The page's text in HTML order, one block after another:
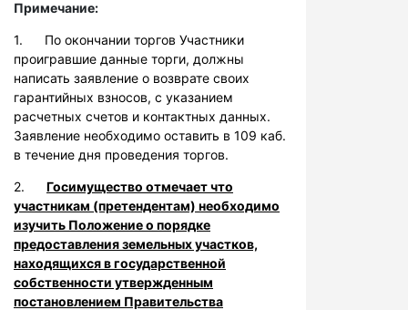
Примечание:
1. По окончании торгов Участники
проигравшие данные торги, должны
написать заявление о возврате своих
гарантийных взносов, с указанием
расчетных счетов и контактных данных.
Заявление необходимо оставить в 109 каб.
в течение дня проведения торгов.
2. Госимущество отмечает что
участникам (претендентам) необходимо
изучить Положение о порядке
предоставления земельных участков,
находящихся в государственной
собственности утвержденным
постановлением Правительства